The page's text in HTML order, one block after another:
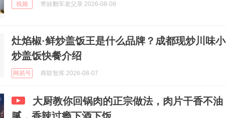
视频 带娃翻车老父亲 2026-08-08
灶焰椒·鲜炒盖饭王是什么品牌？成都现炒川味小
炒盖饭快餐介绍
网易号 商联智库 2026-08-07
大厨教你回锅肉的正宗做法，肉片干香不油